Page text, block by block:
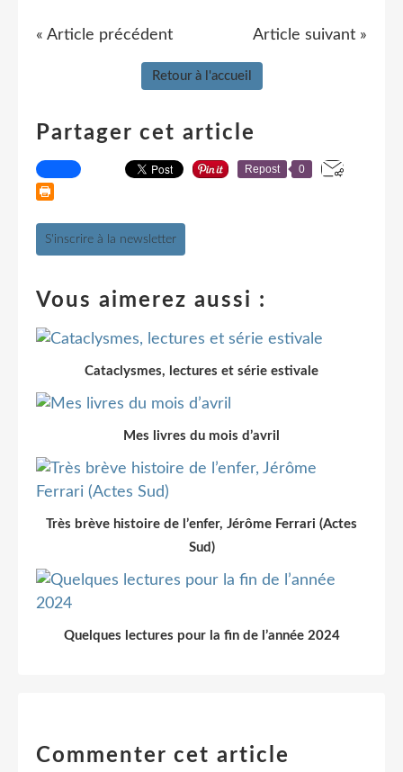
« Article précédent Article suivant »
Retour à l'accueil
Partager cet article
Repost 0
S'inscrire à la newsletter
Vous aimerez aussi :
Cataclysmes, lectures et série estivale
Mes livres du mois d’avril
Très brève histoire de l’enfer, Jérôme Ferrari (Actes
Sud)
Quelques lectures pour la fin de l’année 2024
Commenter cet article